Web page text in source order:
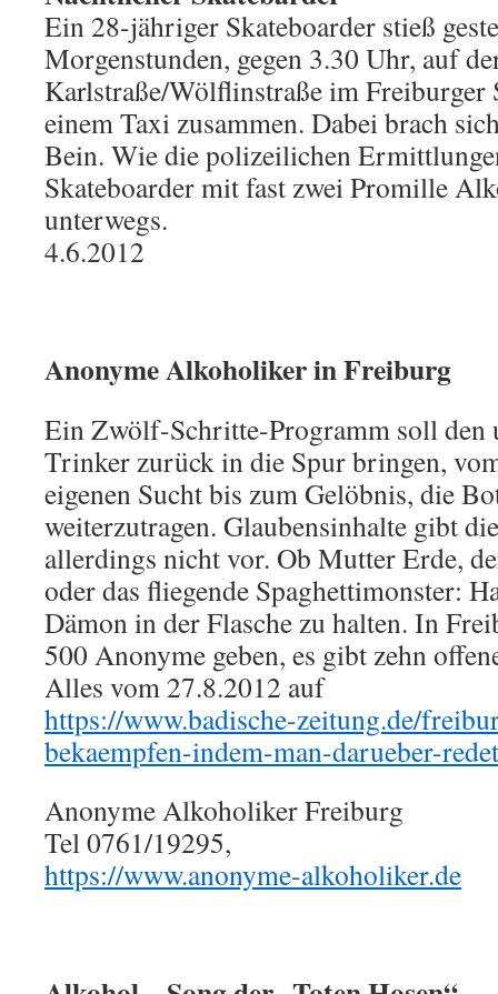
Ein 28-jähriger Skateboarder stieß
Morgenstunden, gegen 3.30 Uhr, auf
Karlstraße/Wölflinstraße im Freiburger
einem Taxi zusammen. Dabei brach
Bein. Wie die polizeilichen
Skateboarder mit fast zwei Promille
unterwegs.
4.6.2012
Anonyme Alkoholiker in Freiburg
Ein Zwölf-Schritte-Programm soll
Trinker zurück in die Spur bringen,
eigenen Sucht bis zum Gelöbnis, die
weiterzutragen. Glaubensinhalte gibt
allerdings nicht vor. Ob Mutter Erde,
oder das fliegende Spaghettimonster:
Dämon in der Flasche zu halten. In
500 Anonyme geben, es gibt zehn
Alles vom 27.8.2012 auf
https://www.badische-zeitung.de/
bekaempfen-indem-man-darueber-
Anonyme Alkoholiker Freiburg
Tel 0761/19295,
https://www.anonyme-alkoholiker.de